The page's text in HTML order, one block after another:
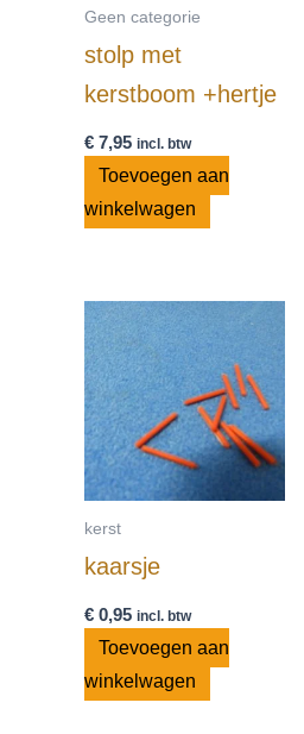
Geen categorie
stolp met
kerstboom +hertje
€ 7,95 incl. btw
Toevoegen aan
winkelwagen
kerst
kaarsje
€ 0,95 incl. btw
Toevoegen aan
winkelwagen